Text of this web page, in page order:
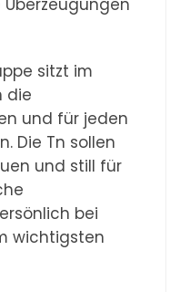
sitzt im
die
und für jeden
Die Tn sollen
und still für
bei
wichtigsten